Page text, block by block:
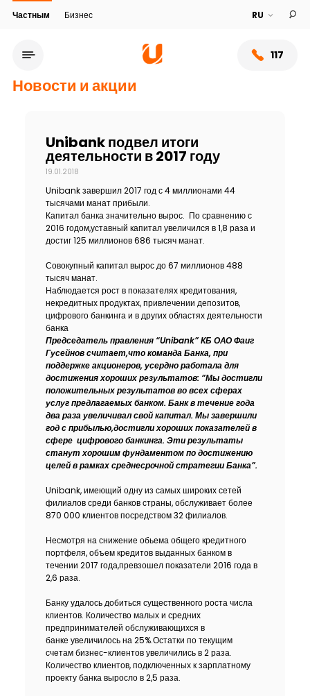
Частным Бизнес
117
О банке
Устойчивость
Кешбэк
Тарифы
Кадровые ресурсы
Связь с банком
F.A.Q
Новости и акции
Unibank подвел итоги
деятельности в 2017 году
19.01.2018
Unibank завершил 2017 год с 4 миллионами 44
тысячами манат прибыли.
Капитал банка значительно вырос. По сравнению с
2016 годом,уставный капитал увеличился в 1,8 раза и
достиг 125 миллионов 686 тысяч манат.
Совокупный капитал вырос до 67 миллионов 488
тысяч манат.
Наблюдается рост в показателях кредитования,
некредитных продуктах, привлечении депозитов,
цифрового банкинга и в других областях деятельности
банка
Председатель правления “Unibank” КБ ОАО Фаиг
Гусейнов считает,что команда Банка, при
поддержке акционеров, усердно работала для
достижения хороших результатов: ”Мы достигли
положительных результатов во всех сферах
услуг предлагаемых банком. Банк в течение года
два раза увеличивал свой капитал. Мы завершили
год с прибылью,достигли хороших показателей в
сфере цифрового банкинга. Эти результаты
станут хорошим фундаментом по достижению
целей в рамках среднесрочной стратегии Банка”.
Unibank, имеющий одну из самых широких сетей
филиалов среди банков страны, обслуживает более
870 000 клиентов посредством 32 филиалов.
Несмотря на снижение обьема общего кредитного
портфеля, объем кредитов выданных банком в
течении 2017 года,превзошел показатели 2016 года в
2,6 раза.
Банку удалось добиться существенного роста числа
клиентов. Количество малых и средних
предпринимателей обслуживающихся в
банке увеличилось на 25%.Остатки по текущим
счетам бизнес-клиентов увеличились в 2 раза.
Количество клиентов, подключенных к зарплатному
проекту банка выросло в 2,5 раза.